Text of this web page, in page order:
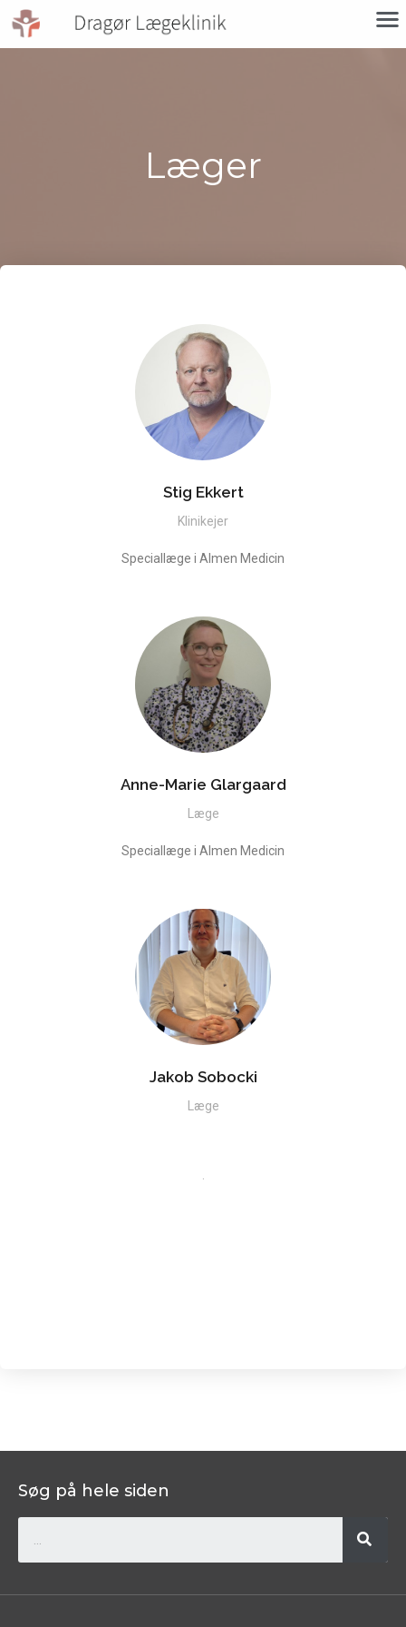
Læger
Stig Ekkert
Klinikejer
Speciallæge i Almen Medicin
Anne-Marie Glargaard
Læge
Speciallæge i Almen Medicin
Jakob Sobocki
Læge
Søg på hele siden